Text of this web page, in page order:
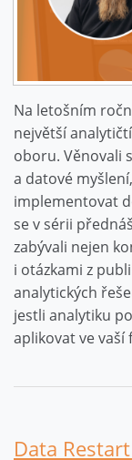
Na letošním
největší
oboru. Věnovali
a datové
implementovat
se v sérii
zabývali nejen
i otázkami z
analytických
jestli analytiku
aplikovat ve vaší
Data